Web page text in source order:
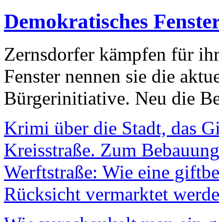
Demokratisches
Zernsdorfer kämpfen für
Fenster nennen sie die
Bürgerinitiative. Neu die
Krimi über die Stadt, das
Kreisstraße. Zum
Werftstraße: Wie eine
Rücksicht vermarktet